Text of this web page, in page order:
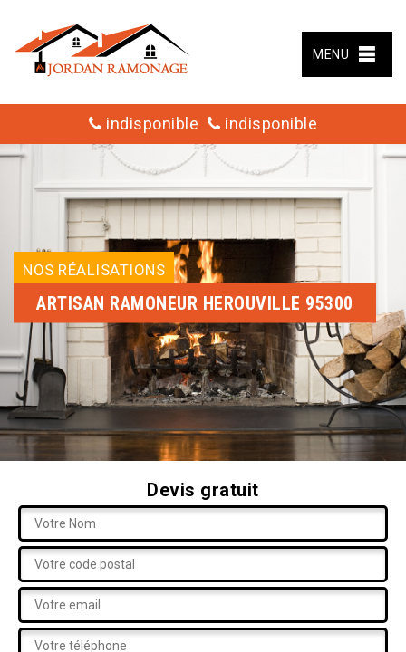
MENU
indisponible indisponible
NOS RÉALISATIONS
ARTISAN RAMONEUR HEROUVILLE 95300
Devis gratuit